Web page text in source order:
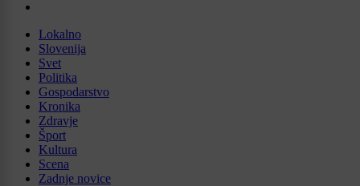
Lokalno
Slovenija
Svet
Politika
Gospodarstvo
Kronika
Zdravje
Šport
Kultura
Scena
Zadnje novice